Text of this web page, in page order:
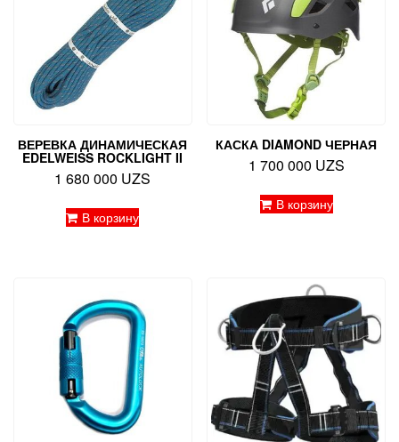
ВЕРЕВКА ДИНАМИЧЕСКАЯ
EDELWEISS ROCKLIGHT II
1 680 000 UZS
В корзину
КАСКА DIAMOND ЧЕРНАЯ
1 700 000 UZS
В корзину